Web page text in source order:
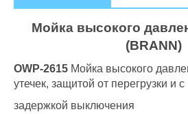
Мойка высокого
(BRANN)
OWP-2615 Мойка высокого
утечек, защитой от перегрузки и с
задержкой выключения